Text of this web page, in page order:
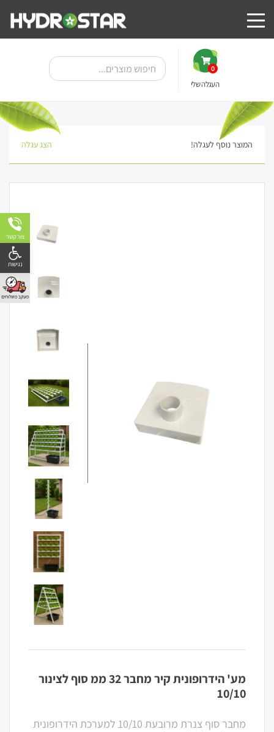
0
העגלה שלי
המוצר נוסף לעגלה! הצג עגלה
מע' הידרופונית קיר מחבר 32 ממ סוף לצינור
10/10
מחבר סוף צנרת מרובעת 10/10 למערכת הידרופונית
צור קשר